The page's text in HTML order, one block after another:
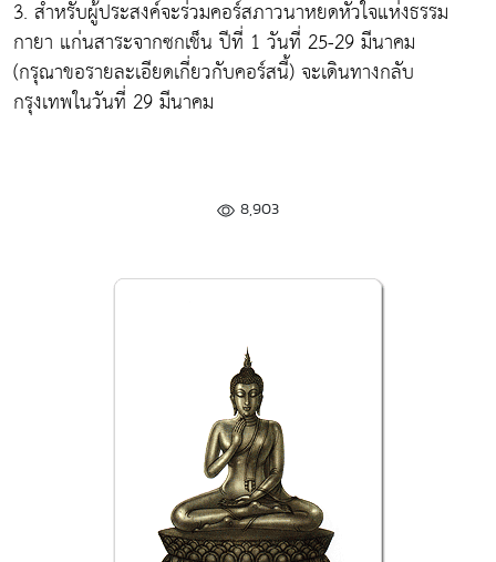
3. สำหรับผู้ประสงค์จะร่วมคอร์สภาวนาหยดหัวใจแห่งธรรม
กายา แก่นสาระจากซกเช็น ปีที่ 1 วันที่ 25-29 มีนาคม
(กรุณาขอรายละเอียดเกี่ยวกับคอร์สนี้) จะเดินทางกลับ
กรุงเทพในวันที่ 29 มีนาคม
8,903